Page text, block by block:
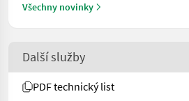
Všechny novinky
Další služby
PDF technický list